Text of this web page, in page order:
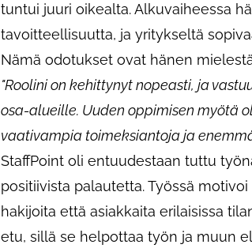
tuntui juuri oikealta. Alkuvaiheessa
tavoitteellisuutta, ja yritykseltä
Nämä odotukset ovat hänen
"Roolini on kehittynyt nopeasti, ja
osa-alueille. Uuden oppimisen myötä
vaativampia toimeksiantoja ja
StaffPoint oli entuudestaan tuttu
positiivista palautetta. Työssä
hakijoita että asiakkaita erilaisissa
etu, sillä se helpottaa työn ja muun